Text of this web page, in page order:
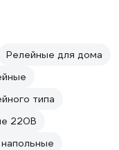
Релейные для дома
типа
220В